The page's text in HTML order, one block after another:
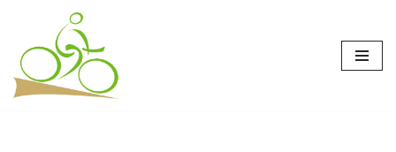
Saltar
al
contenido